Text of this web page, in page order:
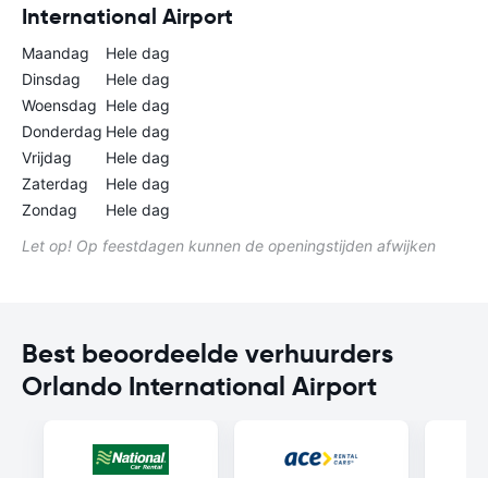
International Airport
Maandag
Hele dag
Dinsdag
Hele dag
Woensdag Hele dag
Donderdag Hele dag
Vrijdag
Hele dag
Zaterdag
Hele dag
Zondag
Hele dag
Let op! Op feestdagen kunnen de openingstijden afwijken
Best beoordeelde verhuurders
Orlando International Airport